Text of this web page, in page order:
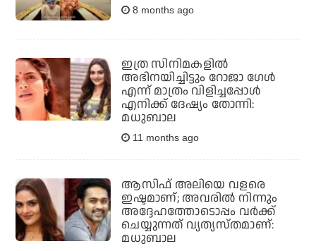
8 months ago
ഇത്ര സിനിമകളില്‍
അഭിനയിച്ചിട്ടും റോജാ ഗേള്‍
എന്ന് മാത്രം വിളിച്ചപ്പോള്‍
എനിക്ക് ദേഷ്യം തോന്നി:
മധുബാല
11 months ago
ആസിഫ് അലിയെ വളരെ
ഇഷ്ടമാണ്; അവരില്‍ നിന്നും
അദ്ദേഹത്തോടൊപ്പം വര്‍ക്ക്
ചെയ്യുന്നത് വ്യത്യസ്തമാണ്:
മധുബാല